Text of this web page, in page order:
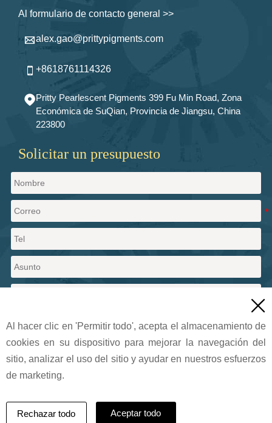
Al formulario de contacto general >>
alex.gao@prittypigments.com
+8618761114326
Pritty Pearlescent Pigments 399 Fu Min Road, Zona
Económica de SuQian, Provincia de Jiangsu, China
223800
Solicitar un presupuesto
Enviar un mensaje
reservados.

Al hacer clic en 'Permitir todo', acepta el almacenamiento de
cookies en su dispositivo para mejorar la navegación del
sitio, analizar el uso del sitio y ayudar en nuestros esfuerzos
de marketing.
Rechazar todo Aceptar todo